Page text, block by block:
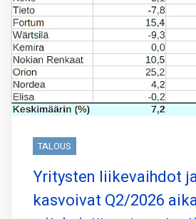
TALOUS
Yritysten liikevaihdot
kasvoivat Q2/2026